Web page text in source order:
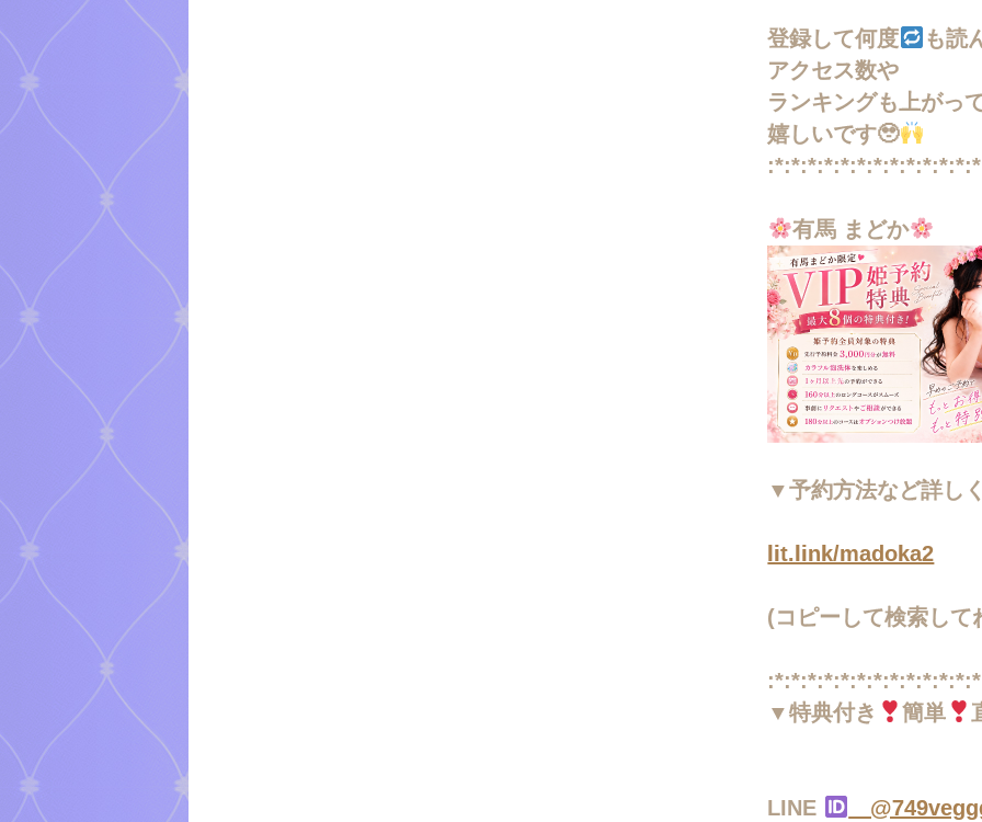
登録して何度
も読
アクセス数や
ランキングも上がっ
嬉しいです🥹
有馬 まどか
▼予約方法など詳し
lit.link/madoka2
(コピーして検索して
▼特典付き
簡単
LINE